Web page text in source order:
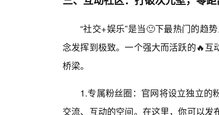
“社交+娱乐”是当🙂下最热门的趋
念发挥到极致。一个强大而活跃的🔥
桥梁。
1.专属粉丝圈：官网将设立独立的
交流、互动的空间。在这里，你可以